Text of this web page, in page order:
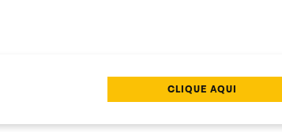
CLIQUE AQUI